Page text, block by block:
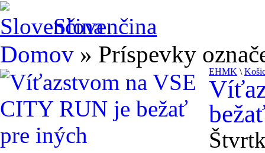
Slovenčina
Domov » Príspevky
EHMK \